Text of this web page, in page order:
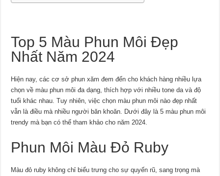
Top 5 Màu Phun Môi Đẹp
Nhất Năm 2024
Hiện nay, các cơ sở phun xăm đem đến cho khách hàng nhiều lựa
chọn về màu phun môi đa dạng, thích hợp với nhiều tone da và độ
tuổi khác nhau. Tuy nhiên, việc chọn màu phun môi nào đẹp nhất
vẫn là điều mà nhiều người băn khoăn. Dưới đây là 5 màu phun môi
trendy mà bạn có thể tham khảo cho năm 2024.
Phun Môi Màu Đỏ Ruby
Màu đỏ ruby không chỉ biểu trưng cho sự quyến rũ, sang trọng mà